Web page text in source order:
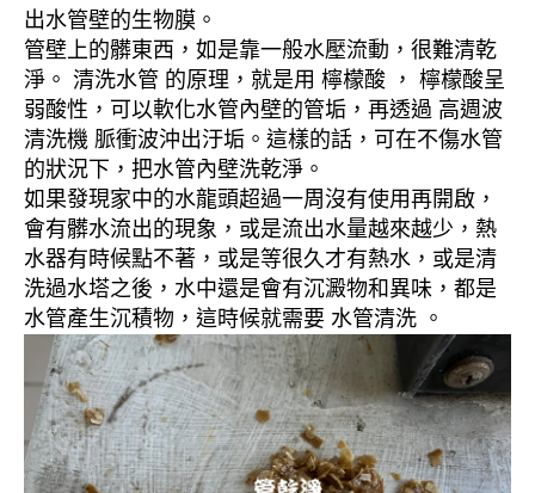
出水管壁的生物膜。
管壁上的髒東西，如是靠一般水壓流動，很難清乾
淨。 清洗水管 的原理，就是用 檸檬酸 ， 檸檬酸呈
弱酸性，可以軟化水管內壁的管垢，再透過 高週波
清洗機 脈衝波沖出汙垢。這樣的話，可在不傷水管
的狀況下，把水管內壁洗乾淨。
如果發現家中的水龍頭超過一周沒有使用再開啟，
會有髒水流出的現象，或是流出水量越來越少，熱
水器有時候點不著，或是等很久才有熱水，或是清
洗過水塔之後，水中還是會有沉澱物和異味，都是
水管產生沉積物，這時候就需要 水管清洗 。